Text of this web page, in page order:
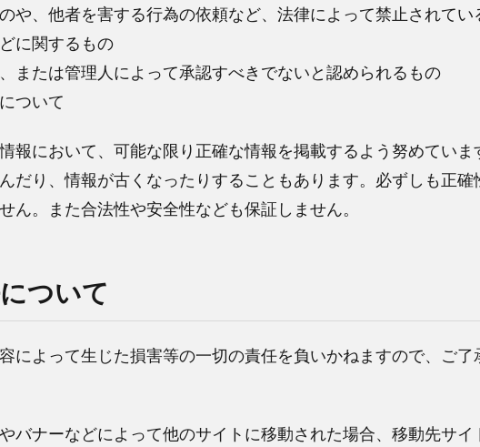
や、他者を害する行為の依頼など、法律によって禁止されてい
に関するもの
または管理人によって承認すべきでないと認められるもの
ついて
報において、可能な限り正確な情報を掲載するよう努めていま
だり、情報が古くなったりすることもあります。必ずしも正確
ん。また合法性や安全性なども保証しません。
ついて
によって生じた損害等の一切の責任を負いかねますので、ご了
バナーなどによって他のサイトに移動された場合、移動先サイ